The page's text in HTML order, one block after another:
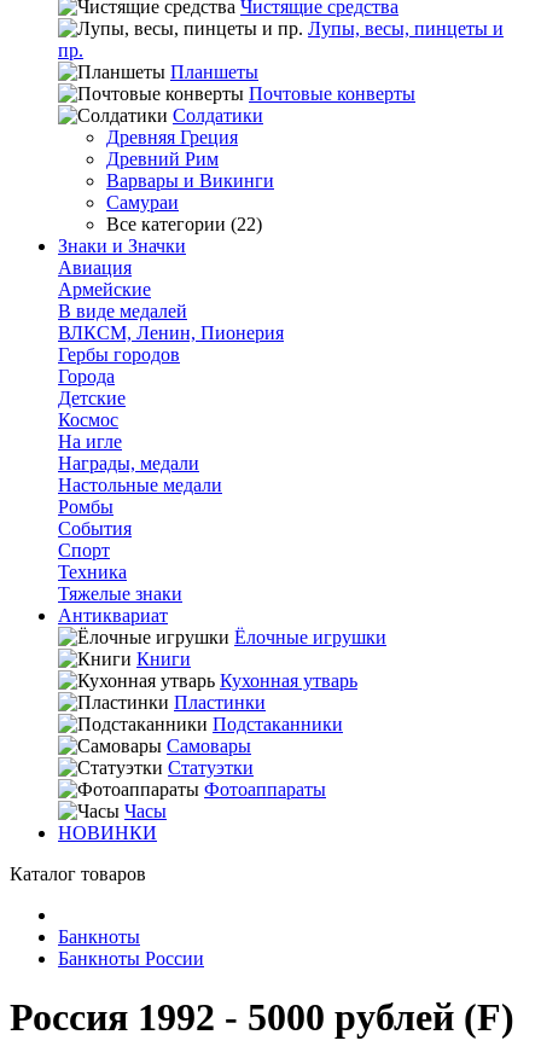
Чистящие средства
Лупы, весы, пинцеты и
пр.
Планшеты
Почтовые конверты
Солдатики
Древняя Греция
Древний Рим
Варвары и Викинги
Самураи
Все категории (22)
Знаки и Значки
Авиация
Армейские
В виде медалей
ВЛКСМ, Ленин, Пионерия
Гербы городов
Города
Детские
Космос
На игле
Награды, медали
Настольные медали
Ромбы
События
Спорт
Техника
Тяжелые знаки
Антиквариат
Ёлочные игрушки
Книги
Кухонная утварь
Пластинки
Подстаканники
Самовары
Статуэтки
Фотоаппараты
Часы
НОВИНКИ
Каталог товаров
Банкноты
Банкноты России
Россия 1992 - 5000 рублей (F)